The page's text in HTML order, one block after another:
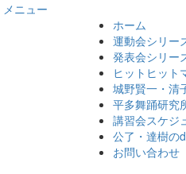
メニュー
ホーム
運動会シリー
発表会シリー
ヒットヒット
城野賢一・清
平多舞踊研究
講習会スケジ
公了・達樹の
お問い合わせ